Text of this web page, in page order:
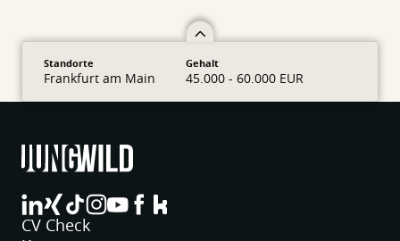
Standorte
Frankfurt am Main
Gehalt
45.000 - 60.000 EUR
jungwild bei LinkedIn
jungwild bei XING
jungwild bei TikTok
jungwild bei Instagram
jungwild bei YouTube
jungwild bei Facebook
CV Check